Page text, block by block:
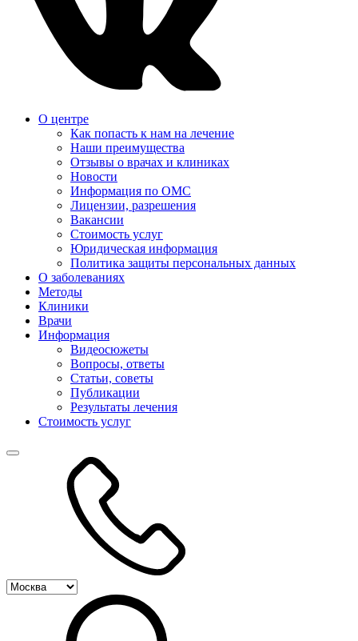
О центре
Как попасть к нам на лечение
Наши преимущества
Отзывы о врачах и клиниках
Новости
Информация по ОМС
Лицензии, разрешения
Вакансии
Стоимость услуг
Юридическая информация
Политика защиты персональных данных
О заболеваниях
Методы
Клиники
Врачи
Информация
Видеосюжеты
Вопросы, ответы
Статьи, советы
Публикации
Результаты лечения
Стоимость услуг